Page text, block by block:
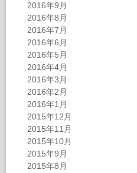
2016年9月
2016年8月
2016年7月
2016年6月
2016年5月
2016年4月
2016年3月
2016年2月
2016年1月
2015年12月
2015年11月
2015年10月
2015年9月
2015年8月